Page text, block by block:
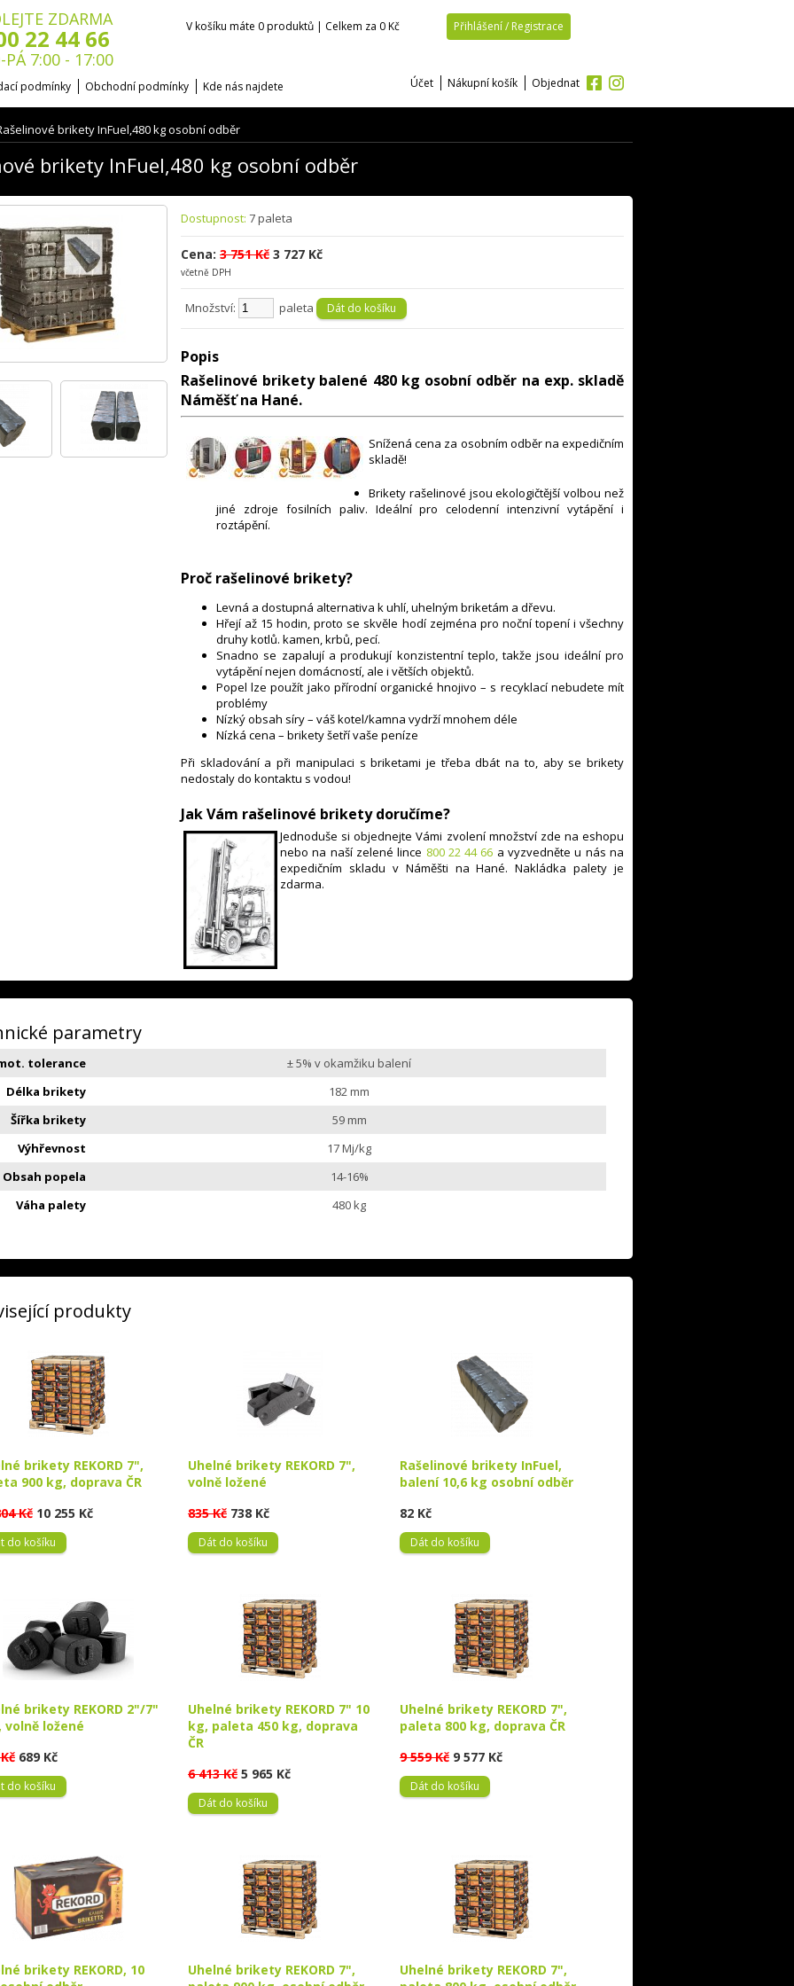
ZDARMA
22 44 66
PÁ 7:00 - 17:00
V košíku máte 0 produktů | Celkem za 0 Kč Přihlášení / Registrace
podmínky Obchodní podmínky Kde nás najdete Účet Nákupní košík Objednat
brikety InFuel,480 kg osobní odběr
brikety InFuel,480 kg osobní odběr
Dostupnost: 7 paleta
Cena: 3 751 Kč 3 727 Kč
včetně DPH
Množství: paleta
Popis
Rašelinové brikety balené 480 kg osobní odběr na exp. skladě
Náměšť na Hané.
Snížená cena za osobním odběr na expedičním
skladě!
Brikety rašelinové jsou ekologičtější volbou než
jiné zdroje fosilních paliv. Ideální pro celodenní intenzivní vytápění i
roztápění.
Proč rašelinové brikety?
Levná a dostupná alternativa k uhlí, uhelným briketám a dřevu.
Hřejí až 15 hodin, proto se skvěle hodí zejména pro noční topení i všechny
druhy kotlů. kamen, krbů, pecí.
Snadno se zapalují a produkují konzistentní teplo, takže jsou ideální pro
vytápění nejen domácností, ale i větších objektů.
Popel lze použít jako přírodní organické hnojivo – s recyklací nebudete mít
problémy
Nízký obsah síry – váš kotel/kamna vydrží mnohem déle
Nízká cena – brikety šetří vaše peníze
Při skladování a při manipulaci s briketami je třeba dbát na to, aby se brikety
nedostaly do kontaktu s vodou!
Jak Vám rašelinové brikety doručíme?
Jednoduše si objednejte Vámi zvolení množství zde na eshopu
nebo na naší zelené lince 800 22 44 66 a vyzvedněte u nás na
expedičním skladu v Náměšti na Hané. Nakládka palety je
zdarma.
parametry
tolerance
± 5% v okamžiku balení
Délka brikety
182 mm
Šířka brikety
59 mm
Výhřevnost
17 Mj/kg
Obsah popela
14-16%
Váha palety
480 kg
produkty
brikety REKORD 7",
900 kg, doprava ČR
Kč 10 255 Kč
do košíku
Uhelné brikety REKORD 7",
volně ložené
835 Kč 738 Kč
Dát do košíku
Rašelinové brikety InFuel,
balení 10,6 kg osobní odběr
82 Kč
Dát do košíku
brikety REKORD 2"/7"
volně ložené
689 Kč
do košíku
Uhelné brikety REKORD 7" 10
kg, paleta 450 kg, doprava
ČR
6 413 Kč 5 965 Kč
Dát do košíku
Uhelné brikety REKORD 7",
paleta 800 kg, doprava ČR
9 559 Kč 9 577 Kč
Dát do košíku
brikety REKORD, 10
Uhelné brikety REKORD 7",
Uhelné brikety REKORD 7",